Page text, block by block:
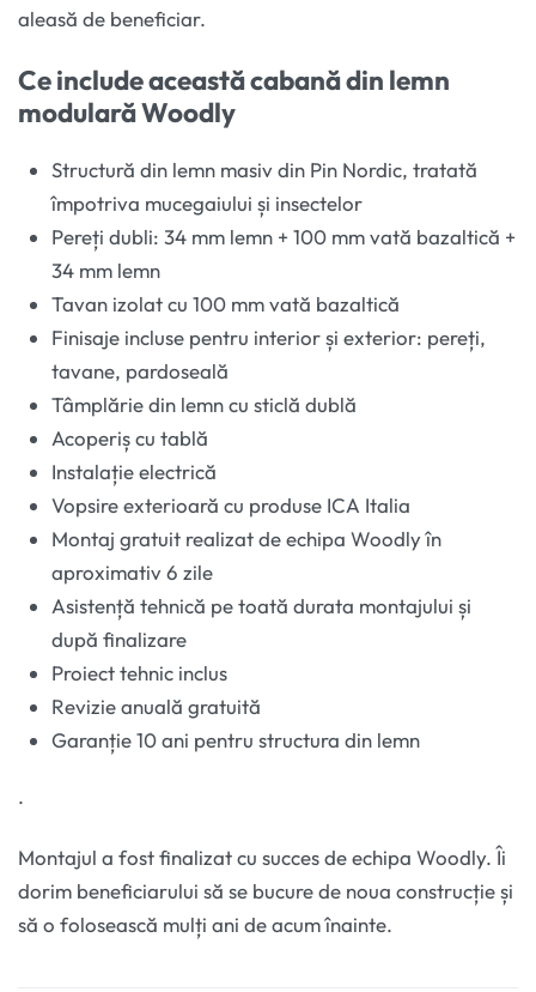
aleasă de beneficiar.
Ce include această cabană din lemn
modulară Woodly
Structură din lemn masiv din Pin Nordic, tratată
împotriva mucegaiului și insectelor
Pereți dubli: 34 mm lemn + 100 mm vată bazaltică +
34 mm lemn
Tavan izolat cu 100 mm vată bazaltică
Finisaje incluse pentru interior și exterior: pereți,
tavane, pardoseală
Tâmplărie din lemn cu sticlă dublă
Acoperiș cu tablă
Instalație electrică
Vopsire exterioară cu produse ICA Italia
Montaj gratuit realizat de echipa Woodly în
aproximativ 6 zile
Asistență tehnică pe toată durata montajului și
după finalizare
Proiect tehnic inclus
Revizie anuală gratuită
Garanție 10 ani pentru structura din lemn
.
Montajul a fost finalizat cu succes de echipa Woodly. Îi
dorim beneficiarului să se bucure de noua construcție și
să o folosească mulți ani de acum înainte.